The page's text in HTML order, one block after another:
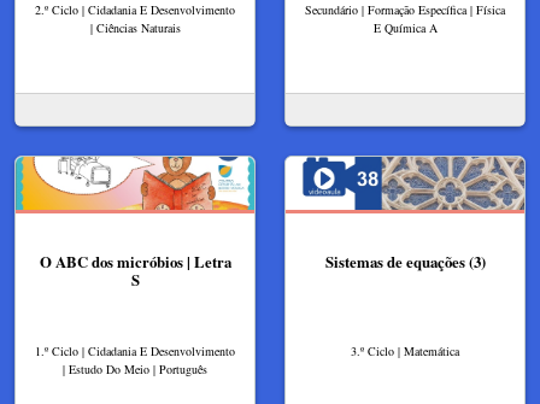
2.º Ciclo | Cidadania E Desenvolvimento
| Ciências Naturais
Secundário | Formação Específica | Física
E Química A
O ABC dos micróbios | Letra
S
1.º Ciclo | Cidadania E Desenvolvimento
| Estudo Do Meio | Português
Sistemas de equações (3)
3.º Ciclo | Matemática